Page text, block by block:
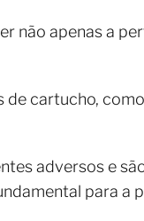
não apenas a
de cartucho,
adversos e
para